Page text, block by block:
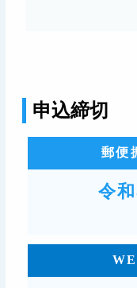
申込締切
郵便
令